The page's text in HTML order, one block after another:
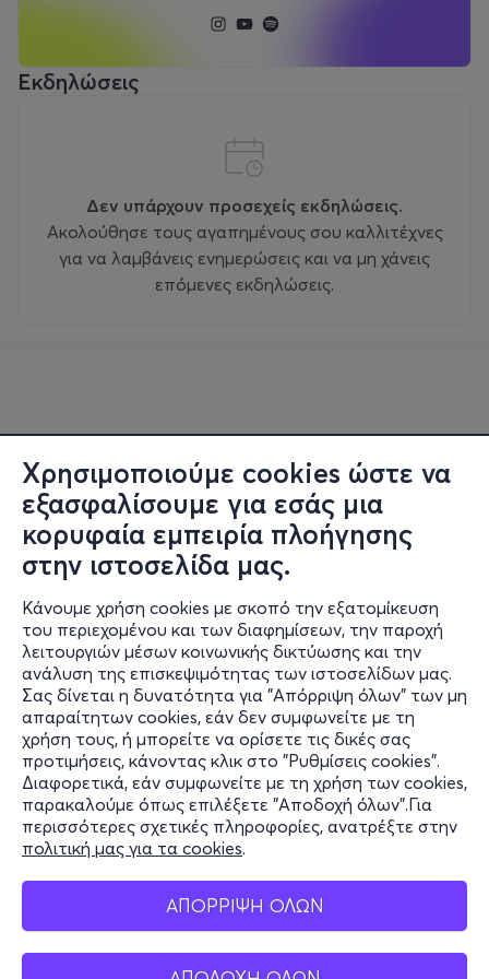
Χρησιμοποιούμε cookies ώστε να
εξασφαλίσουμε για εσάς μια
κορυφαία εμπειρία πλοήγησης
στην ιστοσελίδα μας.
Κάνουμε χρήση cookies με σκοπό την εξατομίκευση
του περιεχομένου και των διαφημίσεων, την παροχή
λειτουργιών μέσων κοινωνικής δικτύωσης και την
ανάλυση της επισκεψιμότητας των ιστοσελίδων μας.
Σας δίνεται η δυνατότητα για "Απόρριψη όλων" των μη
απαραίτητων cookies, εάν δεν συμφωνείτε με τη
χρήση τους, ή μπορείτε να ορίσετε τις δικές σας
προτιμήσεις, κάνοντας κλικ στο "Ρυθμίσεις cookies".
Διαφορετικά, εάν συμφωνείτε με τη χρήση των cookies,
παρακαλούμε όπως επιλέξετε "Αποδοχή όλων".Για
περισσότερες σχετικές πληροφορίες, ανατρέξτε στην
πολιτική μας για τα cookies.
ΑΠΟΡΡΙΨΗ ΟΛΩΝ
Εκδηλώσεις
Δεν υπάρχουν προσεχείς εκδηλώσεις.
Ακολούθησε τους αγαπημένους σου καλλιτέχνες
για να λαμβάνεις ενημερώσεις και να μη χάνεις
επόμενες εκδηλώσεις.
Πληροφορίες
Υποστήριξη
Stay Connected
Mobile app